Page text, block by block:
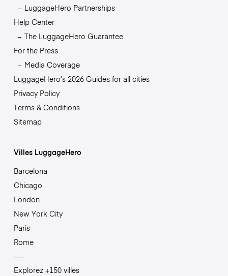
LuggageHero Partnerships
Help Center
The LuggageHero Guarantee
For the Press
Media Coverage
LuggageHero’s 2026 Guides for all cities
Privacy Policy
Terms & Conditions
Sitemap
Villes LuggageHero
Barcelona
Chicago
London
New York City
Paris
Rome
Explorez +150 villes